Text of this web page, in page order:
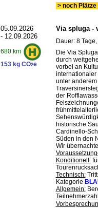
> noch
05.09.2026
- 12.09.2026
680 km
153 kg CO2e
Via spluga -
Dauer: 8
Die Via
durch
vorbei an
internationaler
unter
der
historische
Cardinello-
Süden in den
Wir
Konditionell:
Technisch:
Kategorie
Allgemein: